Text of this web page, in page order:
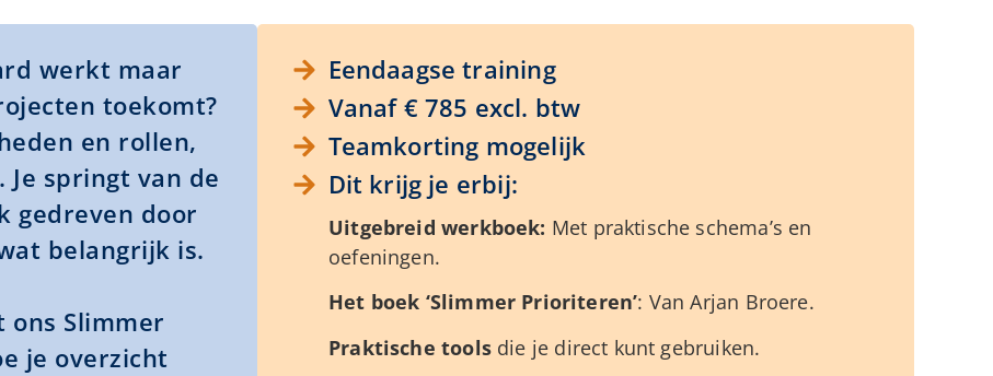
werkt maar
toekomt?
en rollen,
springt van de
gedreven door
belangrijk is.
Slimmer
je overzicht
Eendaagse training
Vanaf € 785 excl. btw
Teamkorting mogelijk
Dit krijg je erbij:
Uitgebreid werkboek: Met praktische schema’s en
oefeningen.
Het boek ‘Slimmer Prioriteren’: Van Arjan Broere.
Praktische tools die je direct kunt gebruiken.